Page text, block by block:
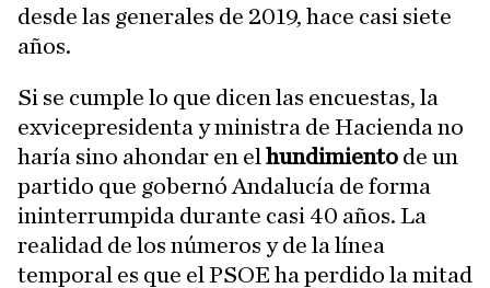
desde las generales de 2019, hace casi siete
años.
Si se cumple lo que dicen las encuestas, la
exvicepresidenta y ministra de Hacienda no
haría sino ahondar en el hundimiento de un
partido que gobernó Andalucía de forma
ininterrumpida durante casi 40 años. La
realidad de los números y de la línea
temporal es que el PSOE ha perdido la mitad